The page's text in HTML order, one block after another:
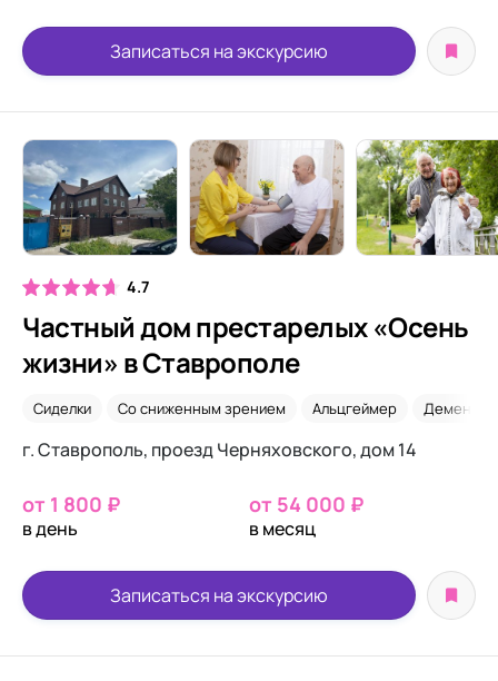
Записаться на экскурсию
4.7
Частный дом престарелых «Осень
жизни» в Ставрополе
Сиделки Со сниженным зрением Альцгеймер Деменция
г. Ставрополь, проезд Черняховского, дом 14
от 1 800 ₽
в день
от 54 000 ₽
в месяц
Записаться на экскурсию